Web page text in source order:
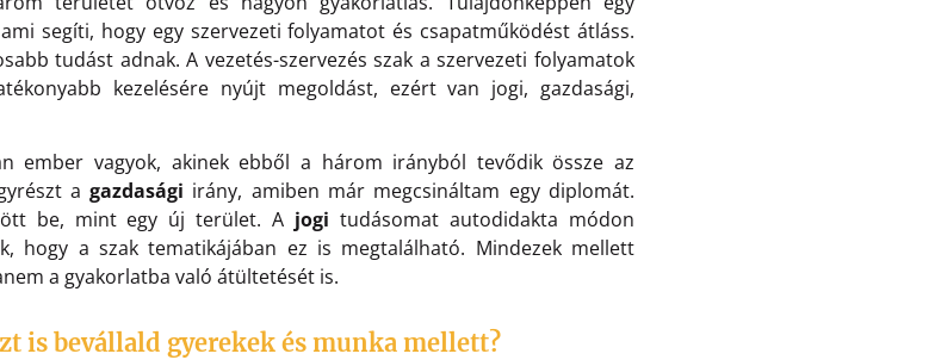
segíti, hogy egy szervezeti folyamatot és csapatműködést átláss.
tudást adnak. A vezetés-szervezés szak a szervezeti folyamatok
kezelésére nyújt megoldást, ezért van jogi, gazdasági,
ember vagyok, akinek ebből a három irányból tevődik össze az
agazdasági irány, amiben már megcsináltam egy diplomát.
be, mint egy új terület. A jogitudásomat autodidakta módon
hogy a szak tematikájában ez is megtalálható. Mindezek mellett
a gyakorlatba való átültetését is.
is bevállald gyerekek és munka mellett?